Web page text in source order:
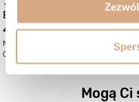
Elegancka skórzana torba
479 zł
Najniższa cena:
Cena regularna:
Mogą Ci